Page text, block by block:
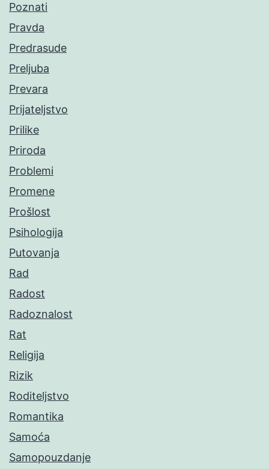
Poznati
Pravda
Predrasude
Preljuba
Prevara
Prijateljstvo
Prilike
Priroda
Problemi
Promene
Prošlost
Psihologija
Putovanja
Rad
Radost
Radoznalost
Rat
Religija
Rizik
Roditeljstvo
Romantika
Samoća
Samopouzdanje